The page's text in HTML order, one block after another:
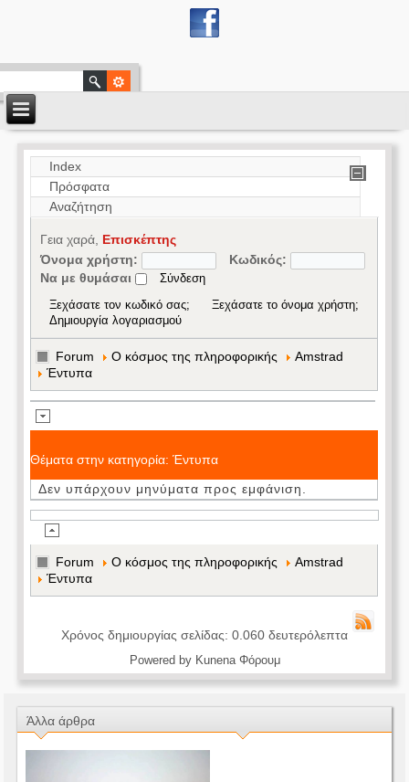
Index
Πρόσφατα
Αναζήτηση
Γεια χαρά, Επισκέπτης
Όνομα χρήστη:
Κωδικός:
Να με θυμάσαι
Ξεχάσατε τον κωδικό σας;
Ξεχάσατε το όνομα χρήστη;
Δημιουργία λογαριασμού
Forum Ο κόσμος της πληροφορικής
Amstrad
Έντυπα
Θέματα στην κατηγορία: Έντυπα
Δεν υπάρχουν μηνύματα προς εμφάνιση.
Forum Ο κόσμος της πληροφορικής
Amstrad
Έντυπα
Χρόνος δημιουργίας σελίδας: 0.060 δευτερόλεπτα
Powered by Kunena Φόρουμ
Άλλα άρθρα